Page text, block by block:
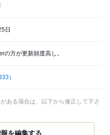
日
の方が更新頻度高し。
）
ある場合は、以下から修正して下さ